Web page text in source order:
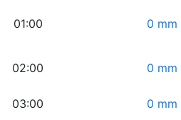
01:00 0 mm
02:00 0 mm
03:00 0 mm